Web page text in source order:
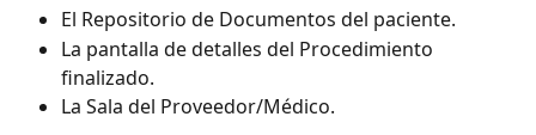
El Repositorio de Documentos del paciente.
La pantalla de detalles del Procedimiento
finalizado.
La Sala del Proveedor/Médico.